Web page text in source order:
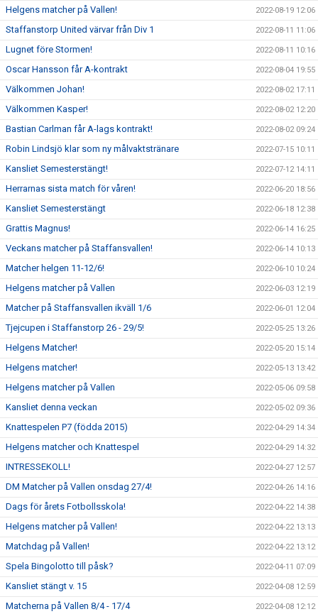
Helgens matcher på Vallen! 2022-08-19 12:06
Staffanstorp United värvar från Div 1 2022-08-11 11:06
Lugnet före Stormen! 2022-08-11 10:16
Oscar Hansson får A-kontrakt 2022-08-04 19:55
Välkommen Johan! 2022-08-02 17:11
Välkommen Kasper! 2022-08-02 12:20
Bastian Carlman får A-lags kontrakt! 2022-08-02 09:24
Robin Lindsjö klar som ny målvaktstränare 2022-07-15 10:11
Kansliet Semesterstängt! 2022-07-12 14:11
Herrarnas sista match för våren! 2022-06-20 18:56
Kansliet Semesterstängt 2022-06-18 12:38
Grattis Magnus! 2022-06-14 16:25
Veckans matcher på Staffansvallen! 2022-06-14 10:13
Matcher helgen 11-12/6! 2022-06-10 10:24
Helgens matcher på Vallen 2022-06-03 12:19
Matcher på Staffansvallen ikväll 1/6 2022-06-01 12:04
Tjejcupen i Staffanstorp 26 - 29/5! 2022-05-25 13:26
Helgens Matcher! 2022-05-20 15:14
Helgens matcher! 2022-05-13 13:42
Helgens matcher på Vallen 2022-05-06 09:58
Kansliet denna veckan 2022-05-02 09:36
Knattespelen P7 (födda 2015) 2022-04-29 14:34
Helgens matcher och Knattespel 2022-04-29 14:32
INTRESSEKOLL! 2022-04-27 12:57
DM Matcher på Vallen onsdag 27/4! 2022-04-26 14:16
Dags för årets Fotbollsskola! 2022-04-22 14:38
Helgens matcher på Vallen! 2022-04-22 13:13
Matchdag på Vallen! 2022-04-22 13:12
Spela Bingolotto till påsk? 2022-04-11 07:09
Kansliet stängt v. 15 2022-04-08 12:59
Matcherna på Vallen 8/4 - 17/4 2022-04-08 12:12